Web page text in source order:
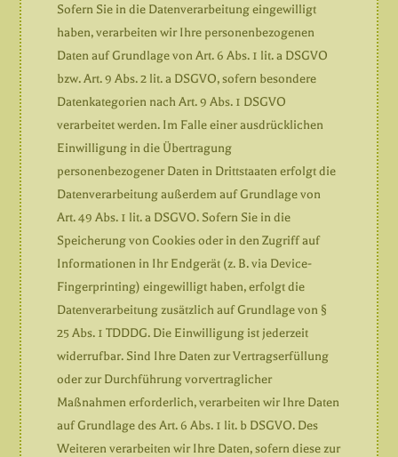
Sofern Sie in die Datenverarbeitung eingewilligt
haben, verarbeiten wir Ihre personenbezogenen
Daten auf Grundlage von Art. 6 Abs. 1 lit. a DSGVO
bzw. Art. 9 Abs. 2 lit. a DSGVO, sofern besondere
Datenkategorien nach Art. 9 Abs. 1 DSGVO
verarbeitet werden. Im Falle einer ausdrücklichen
Einwilligung in die Übertragung
personenbezogener Daten in Drittstaaten erfolgt die
Datenverarbeitung außerdem auf Grundlage von
Art. 49 Abs. 1 lit. a DSGVO. Sofern Sie in die
Speicherung von Cookies oder in den Zugriff auf
Informationen in Ihr Endgerät (z. B. via Device-
Fingerprinting) eingewilligt haben, erfolgt die
Datenverarbeitung zusätzlich auf Grundlage von §
25 Abs. 1 TDDDG. Die Einwilligung ist jederzeit
widerrufbar. Sind Ihre Daten zur Vertragserfüllung
oder zur Durchführung vorvertraglicher
Maßnahmen erforderlich, verarbeiten wir Ihre Daten
auf Grundlage des Art. 6 Abs. 1 lit. b DSGVO. Des
Weiteren verarbeiten wir Ihre Daten, sofern diese zur